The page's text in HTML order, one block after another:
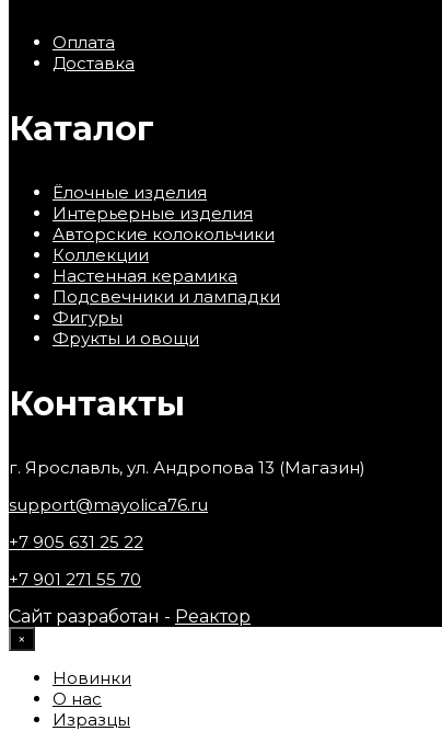
Оплата
Доставка
Каталог
Ёлочные изделия
Интерьерные изделия
Авторские колокольчики
Коллекции
Настенная керамика
Подсвечники и лампадки
Фигуры
Фрукты и овощи
Контакты
г. Ярославль, ул. Андропова 13 (Магазин)
support@mayolica76.ru
+7 905 631 25 22
+7 901 271 55 70
Сайт разработан - Реактор
×
Новинки
О нас
Изразцы